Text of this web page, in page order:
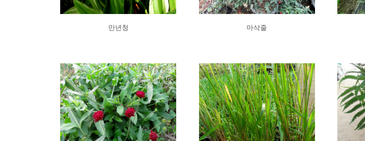
만년청 마삭줄